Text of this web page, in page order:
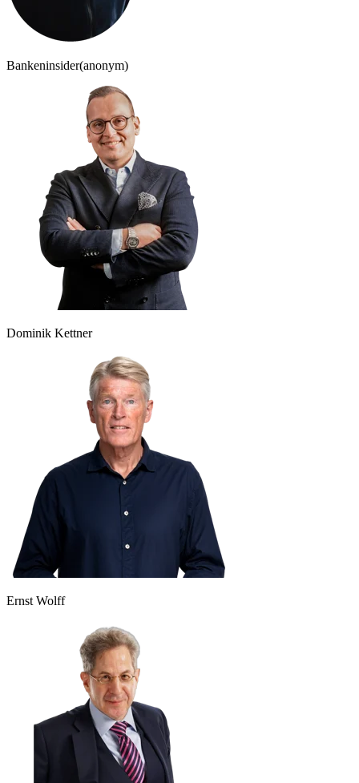
Bankeninsider(anonym)
Dominik Kettner
Ernst Wolff